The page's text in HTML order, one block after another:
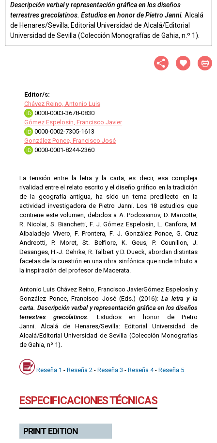
Descripción verbal y representación gráfica en los diseños
terrestres grecolatinos. Estudios en honor de Pietro Janni. Alcalá
de Henares/Sevilla: Editorial Universidad de Alcalá/Editorial
Universidad de Sevilla (Colección Monografías de Gahia, n.º 1).
Editor/s:
Chávez Reino, Antonio Luis
0000-0003-3678-0830
Gómez Espelosín, Francisco Javier
0000-0002-7305-1613
González Ponce, Francisco José
0000-0001-8244-2360
La tensión entre la letra y la carta, es decir, esa compleja
rivalidad entre el relato escrito y el diseño gráfico en la tradición
de la geografía antigua, ha sido un tema predilecto en la
actividad investigadora de Pietro Janni. Los 18 estudios que
contiene este volumen, debidos a A. Podossinov, D. Marcotte,
R. Nicolai, S. Bianchetti, F. J. Gómez Espelosín, L. Canfora, M.
Albaladejo Vivero, F. Prontera, F. J. González Ponce, G. Cruz
Andreotti, P. Moret, St. Belfiore, K. Geus, P. Counillon, J.
Desanges, H.-J. Gehrke, R. Talbert y D. Dueck, abordan distintas
facetas de la cuestión en una obra sinfónica que rinde tributo a
la inspiración del profesor de Macerata.
Antonio Luis Chávez Reino, Francisco JavierGómez Espelosín y
González Ponce, Francisco José (Eds.) (2016):La letra y la
carta. Descripción verbal y representación gráfica en los diseños
terrestres grecolatinos. Estudios en honor de Pietro
Janni. Alcalá de Henares/Sevilla: Editorial Universidad de
Alcalá/Editorial Universidad de Sevilla (Colección Monografías
de Gahia, nº 1).
Reseña 1 - Reseña 2 - Reseña 3 - Reseña 4- Reseña 5
ESPECIFICACIONES TÉCNICAS
PRINT EDITION